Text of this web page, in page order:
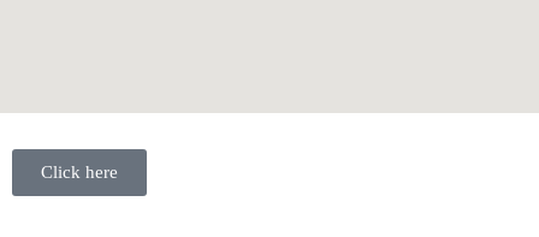
Click here